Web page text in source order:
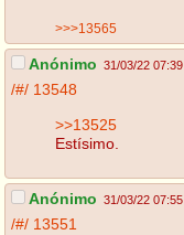
>>>13565
Anónimo 31/03/22 07:39
/#/ 13548
>>13525
Estísimo.
Anónimo 31/03/22 07:55
/#/ 13551